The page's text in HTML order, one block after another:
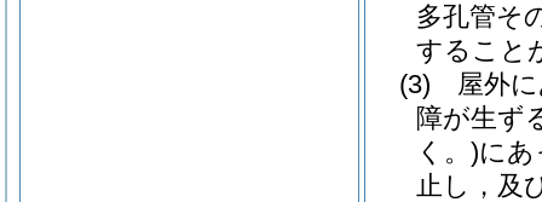
多孔管そ
すること
(3)
屋外
障が生ず
く。)にあ
止し，及